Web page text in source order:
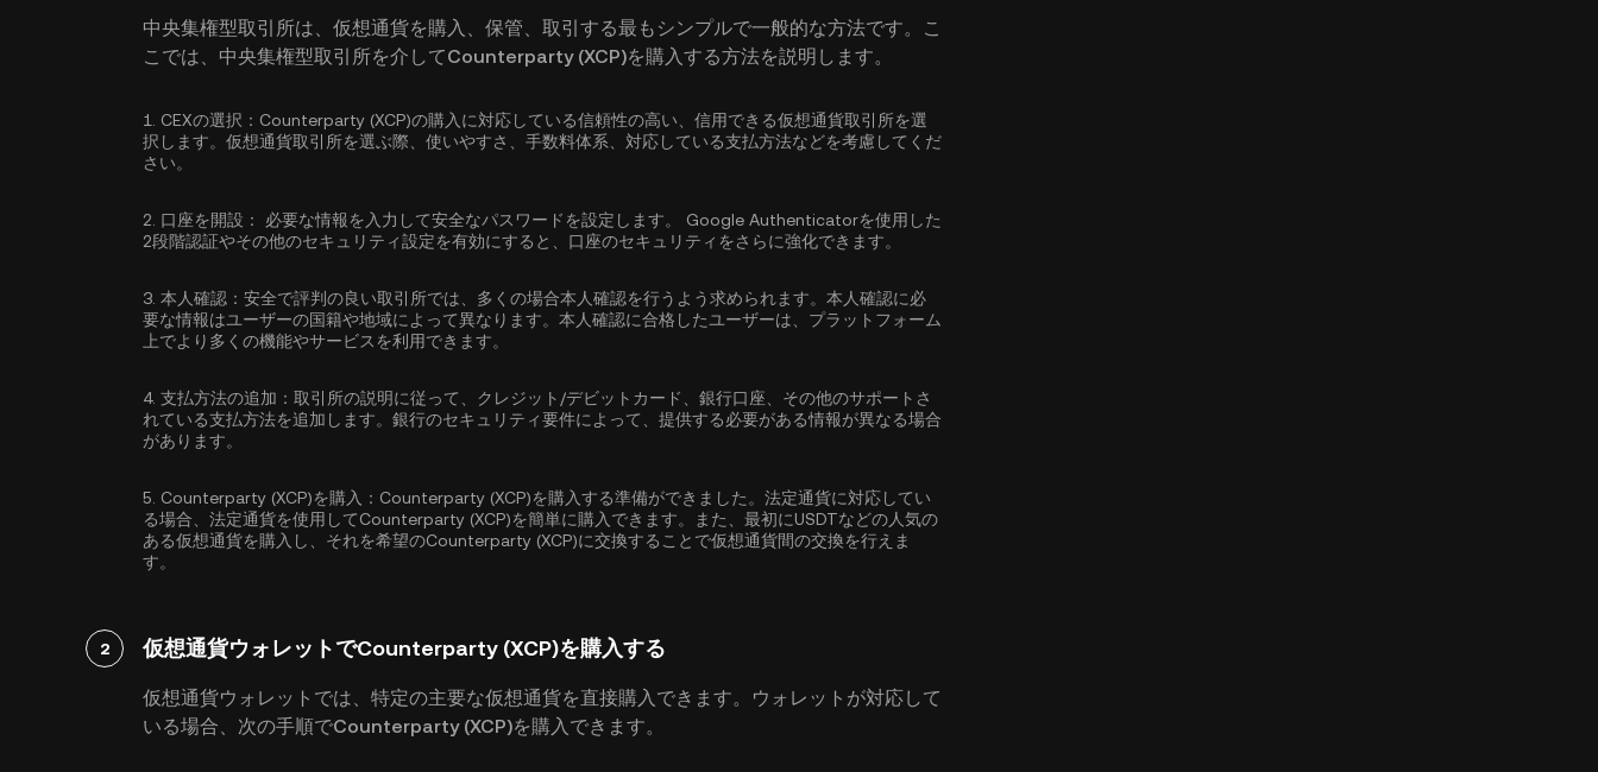
中央集権型取引所は、仮想通貨を購入、保管、取引する最もシンプルで一般的な方法です。こ
こでは、中央集権型取引所を介してCounterparty (XCP)を購入する方法を説明します。
1. CEXの選択： Counterparty (XCP)の購入に対応している信頼性の高い、信用できる仮想通貨取引所を選
択します。仮想通貨取引所を選ぶ際、使いやすさ、手数料体系、対応している支払方法などを考慮してくだ
さい。
2. 口座を開設： 必要な情報を入力して安全なパスワードを設定します。 Google Authenticatorを使用した
2段階認証やその他のセキュリティ設定を有効にすると、口座のセキュリティをさらに強化できます。
3. 本人確認： 安全で評判の良い取引所では、多くの場合本人確認を行うよう求められます。本人確認に必
要な情報はユーザーの国籍や地域によって異なります。本人確認に合格したユーザーは、プラットフォーム
上でより多くの機能やサービスを利用できます。
4. 支払方法の追加： 取引所の説明に従って、クレジット/デビットカード、銀行口座、その他のサポートさ
れている支払方法を追加します。銀行のセキュリティ要件によって、提供する必要がある情報が異なる場合
があります。
5. Counterparty (XCP)を購入： Counterparty (XCP)を購入する準備ができました。法定通貨に対応してい
る場合、法定通貨を使用してCounterparty (XCP)を簡単に購入できます。また、最初にUSDTなどの人気の
ある仮想通貨を購入し、それを希望のCounterparty (XCP)に交換することで仮想通貨間の交換を行えま
す。
2 仮想通貨ウォレットでCounterparty (XCP)を購入する
仮想通貨ウォレットでは、特定の主要な仮想通貨を直接購入できます。ウォレットが対応して
いる場合、次の手順でCounterparty (XCP)を購入できます。